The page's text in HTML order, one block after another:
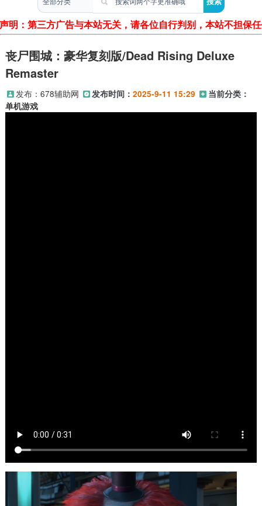
明：第三方广告与本站无关，请各位自行判别，本站不担保
丧尸围城：豪华复刻版/Dead Rising Deluxe
Remaster
发布： 678辅助网 发布时间： 2025-9-11 15:29
当前分类：
单机游戏